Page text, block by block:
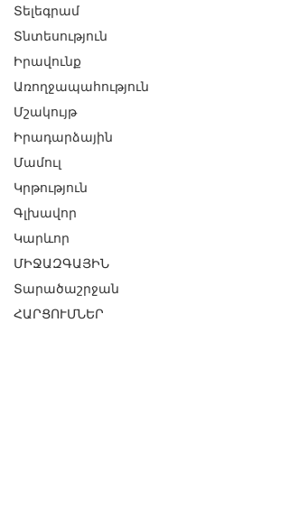
Տելեգրամ
Տնտեսություն
Իրավունք
Առողջապահություն
Մշակույթ
Իրադարձային
Մամուլ
Կրթություն
Գլխավոր
Կարևոր
ՄԻՋԱԶԳԱՅԻՆ
Տարածաշրջան
ՀԱՐՑՈՒՄՆԵՐ